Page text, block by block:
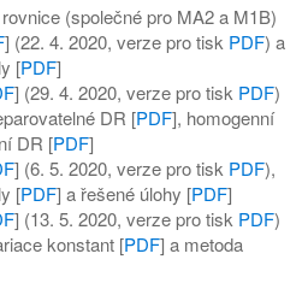
(společné pro MA2 a M1B)
] (22. 4. 2020, verze pro tisk PDF) a
[PDF]
] (29. 4. 2020, verze pro tisk PDF)
DR [PDF], homogenní
DR [PDF]
] (6. 5. 2020, verze pro tisk PDF),
[PDF] a řešené úlohy [PDF]
] (13. 5. 2020, verze pro tisk PDF)
konstant [PDF] a metoda